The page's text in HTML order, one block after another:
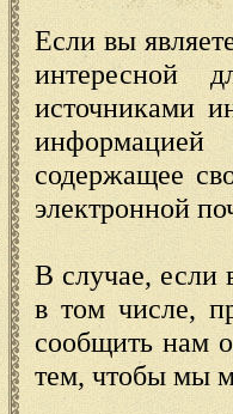
Если вы
интересной
источниками
содержащее
электронной
В случае, если
в том числе,
сообщить нам
тем, чтобы мы